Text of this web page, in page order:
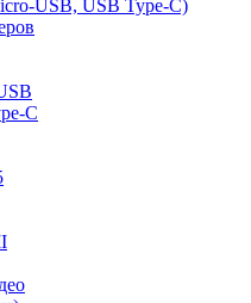
USB, USB Type-C)
C